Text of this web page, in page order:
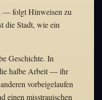
— folgt Hinweisen zu
die Stadt, wie ein
Geschichte. In
halbe Arbeit — ihr
vorbeigelaufen
einen misstrauischen